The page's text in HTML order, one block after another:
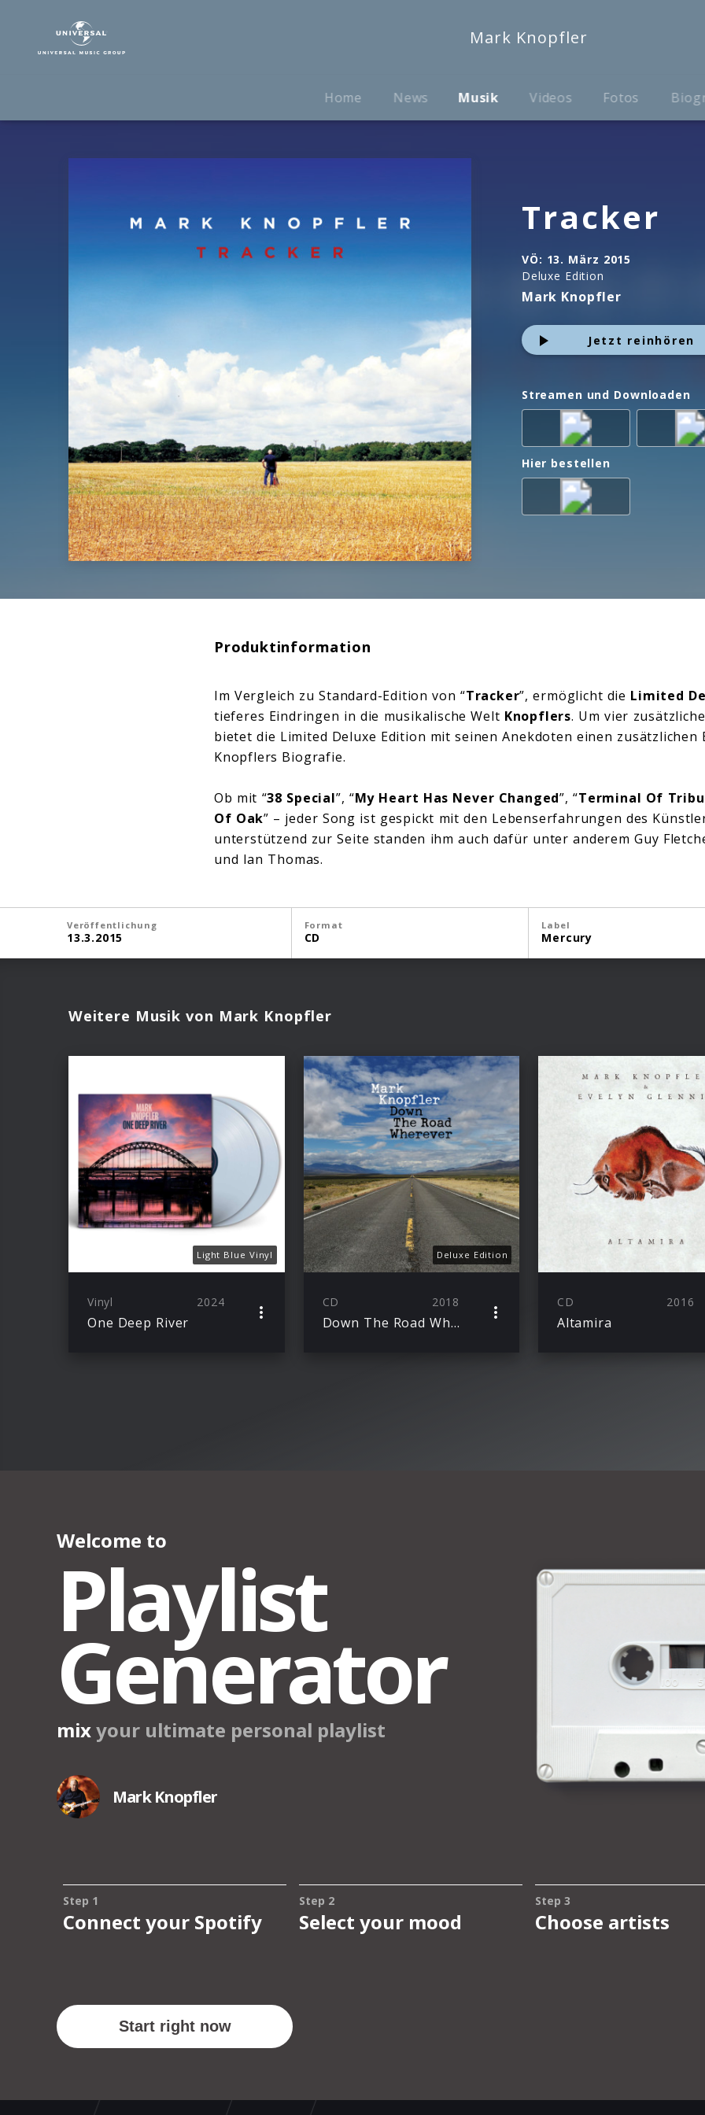
Knopfler
Mark Knopfler
Home News Musik Videos Fotos
Tracker
VÖ: 13. März 2015
Deluxe Edition
Mark Knopfler
Jetzt reinhören
Streamen und Downloaden
Hier bestellen
Produktinformation
Im Vergleich zu Standard-Edition von “Tracker”, ermöglicht die Limited
tieferes Eindringen in die musikalische Welt Knopflers. Um vier
bietet die Limited Deluxe Edition mit seinen Anekdoten einen zusätzlichen
Knopflers Biografie.
Ob mit “38 Special”, “My Heart Has Never Changed”, “Terminal Of
Of Oak” – jeder Song ist gespickt mit den Lebenserfahrungen des
unterstützend zur Seite standen ihm auch dafür unter anderem Guy
und Ian Thomas.
Veröffentlichung
13.3.2015
Format
CD
Label
Mercury
Weitere Musik von Mark Knopfler
Light Blue Vinyl
Vinyl 2024
One Deep River
Deluxe Edition
CD 2018
Down The Road Wherever
CD 2016
Altamira